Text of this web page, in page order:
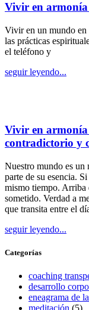
Vivir en
Vivir en un mundo en
las prácticas
el teléfono y
seguir leyendo...
Vivir en
contradictorio y
Nuestro mundo es
parte de su esencia.
mismo tiempo. Arriba
sometido. Verdad a
que transita entre el
seguir leyendo...
Categorías
coaching
desarrollo
eneagrama de